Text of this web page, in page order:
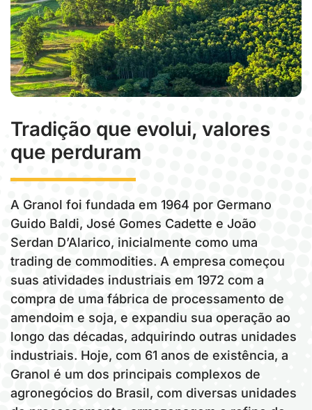
Tradição que evolui, valores
que perduram
A Granol foi fundada em 1964 por Germano
Guido Baldi, José Gomes Cadette e João
Serdan D’Alarico, inicialmente como uma
trading de commodities. A empresa começou
suas atividades industriais em 1972 com a
compra de uma fábrica de processamento de
amendoim e soja, e expandiu sua operação ao
longo das décadas, adquirindo outras unidades
industriais. Hoje, com 61 anos de existência, a
Granol é um dos principais complexos de
agronegócios do Brasil, com diversas unidades